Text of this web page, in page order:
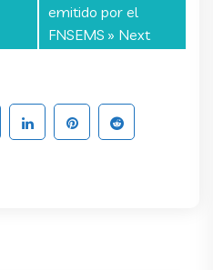
emitido por el
FNSEMS » Next